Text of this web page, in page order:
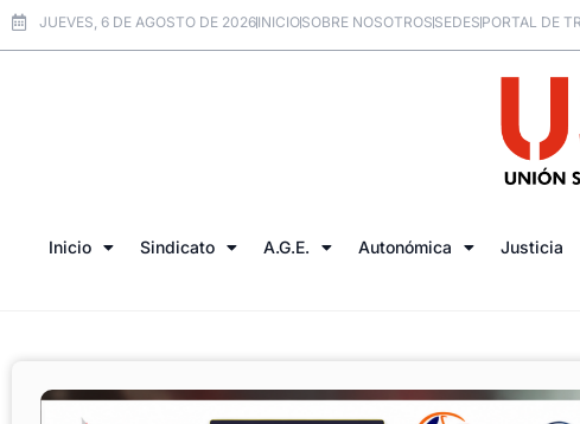
JUEVES, 6 DE AGOSTO DE 2026INICIOSOBRE NOSOTROSSEDESPORTAL DE
Inicio Sindicato A.G.E. Autonómica Justicia